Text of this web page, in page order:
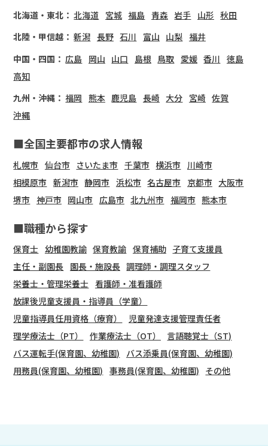
北海道・東北： 北海道 宮城 福島 青森 岩手 山形 秋田
北陸・甲信越： 新潟 長野 石川 富山 山梨 福井
中国・四国： 広島 岡山 山口 島根 鳥取 愛媛 香川 徳島
高知
九州・沖縄： 福岡 熊本 鹿児島 長崎 大分 宮崎 佐賀
沖縄
■全国主要都市の求人情報
札幌市 仙台市 さいたま市 千葉市 横浜市
川崎市
相模原市 新潟市 静岡市 浜松市 名古屋市 京都市 大阪市
堺市 神戸市 岡山市 広島市 北九州市 福岡市 熊本市
■職種から探す
保育士 幼稚園教諭 保育教諭 保育補助 子育て支援員
主任・副園長 園長・施設長 調理師・調理スタッフ
栄養士・管理栄養士 看護師・准看護師
放課後児童支援員・指導員（学童）
児童指導員任用資格（療育）
児童発達支援管理責任者
理学療法士（PT）
作業療法士（OT）
言語聴覚士（ST)
バス運転手(保育園、幼稚園)
バス添乗員(保育園、幼稚園)
用務員(保育園、幼稚園) 事務員(保育園、幼稚園) その他